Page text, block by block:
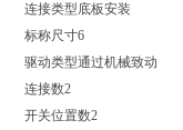
连接类型底板安装
标称尺寸6
驱动类型通过机械致动
连接数2
开关位置数2